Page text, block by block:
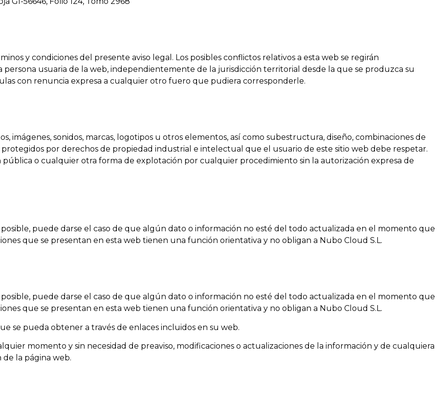
y condiciones del presente aviso legal. Los posibles conflictos relativos a esta web se regirán
usuaria de la web, independientemente de la jurisdicción territorial desde la que se produzca su
con renuncia expresa a cualquier otro fuero que pudiera corresponderle.
imágenes, sonidos, marcas, logotipos u otros elementos, así como subestructura, diseño, combinaciones de
por derechos de propiedad industrial e intelectual que el usuario de este sitio web debe respetar.
o cualquier otra forma de explotación por cualquier procedimiento sin la autorización expresa de
puede darse el caso de que algún dato o información no esté del todo actualizada en el momento que
que se presentan en esta web tienen una función orientativa y no obligan a Nubo Cloud S.L.
puede darse el caso de que algún dato o información no esté del todo actualizada en el momento que
que se presentan en esta web tienen una función orientativa y no obligan a Nubo Cloud S.L.
se pueda obtener a través de enlaces incluidos en su web.
momento y sin necesidad de preaviso, modificaciones o actualizaciones de la información y de cualquiera
la página web.